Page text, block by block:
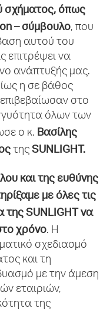
σχήματος, όπως
– σύμβουλο, που
αυτού του
επιτρέψει να
ανάπτυξής μας.
η σε βάθος
στο
όλων των
ο κ. Βασίλης
της SUNLIGHT.
και της ευθύνης
με όλες τις
της SUNLIGHT να
χρόνο. Η
σχεδιασμό
και τη
με την άμεση
εταιριών,
της